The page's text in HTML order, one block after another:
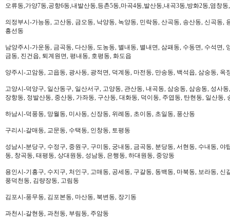
오류동,가양7동,공항6동,내발산동,등촌5동,마곡4동,발산동,내곡3동,방화2동,염창동
의정부시-가능동, 고산동, 금오동, 낙양동, 녹양동, 민락동, 산곡동, 송산동, 신곡동,
흥선동
남양주시-가운동, 금곡동, 다산동, 도농동, 별내동, 별내면, 삼패동, 수동면, 수석면,
금동, 진건읍, 퇴계원면, 평내동, 호평동, 화도읍
양주시-고암동, 고읍동, 광사동, 광적면, 덕계동, 마전동, 만송동, 백석읍, 삼숭동, 옥
고양시-덕양구, 일산동구, 일산서구, 고양동, 관산동, 내곡동, 삼숭동, 삼송동, 성사
장항동, 정발산동, 중산동, 가좌동, 구산동, 대화동, 덕이동, 주엽동, 탄현동, 일산동,
하남시-덕풍동, 망월동, 미사동, 신장동, 위례동, 초이동, 초일동, 풍산동
구리시-갈매동, 교문동, 수택동, 인창동, 토평동
성남시-분당구, 수정구, 중원구, 구미동, 궁내동, 금곡동, 분당동, 서현동, 수내동,
동, 창곡동, 태평동, 상대원동, 성남동, 은행동, 하대원동, 중앙동
용인시-기흥구, 수지구, 처인구, 고매동, 공세동, 구갈동, 동백동, 마북동, 보라동,
풍덕천동, 김량장동, 고림동
김포시-풍무동, 김포본동, 마산동, 북변동, 장기동
과천시-갈현동, 과천동, 부림동, 주암동